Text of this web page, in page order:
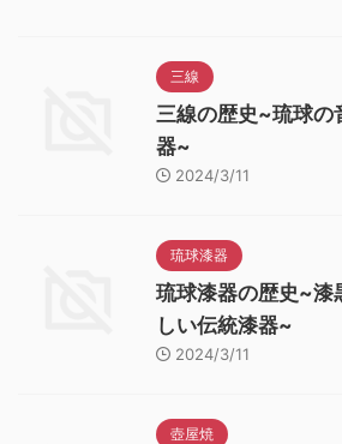
三線
三線の歴史~琉球の
器~
2024/3/11
琉球漆器
琉球漆器の歴史~漆
しい伝統漆器~
2024/3/11
壺屋焼